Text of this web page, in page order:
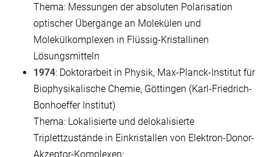
Thema: Messungen der absoluten Polarisation
optischer Übergänge an Molekülen und
Molekülkomplexen in Flüssig-Kristallinen
Lösungsmitteln
1974: Doktorarbeit in Physik, Max-Planck-Institut für
Biophysikalische Chemie, Göttingen (Karl-Friedrich-
Bonhoeffer Institut)
Thema: Lokalisierte und delokalisierte
Triplettzustände in Einkristallen von Elektron-Donor-
Akzeptor-Komplexen: